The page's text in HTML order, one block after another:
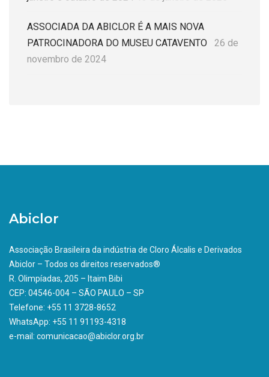
ASSOCIADA DA ABICLOR É A MAIS NOVA
PATROCINADORA DO MUSEU CATAVENTO
26 de
novembro de 2024
Abiclor
Associação Brasileira da indústria de Cloro Álcalis e Derivados
Abiclor – Todos os direitos reservados®
R. Olimpíadas, 205 – Itaim Bibi
CEP: 04546-004 – SÃO PAULO – SP
Telefone: +55 11 3728-8652
WhatsApp: +55 11 91193-4318
e-mail: comunicacao@abiclor.org.br